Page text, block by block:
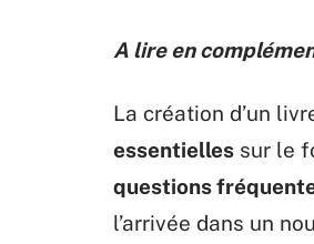
A lire en
La création d’un
essentielles sur le
questions
l’arrivée dans un